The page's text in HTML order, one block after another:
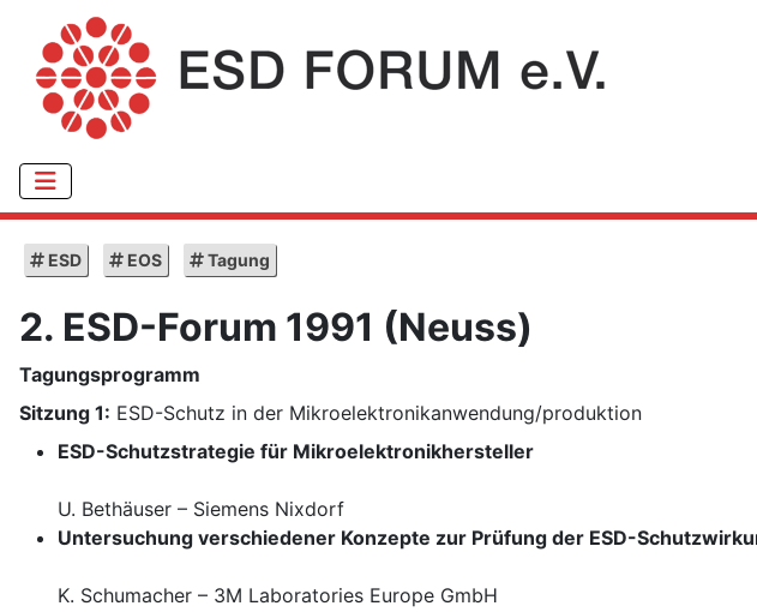
ESD EOS Tagung
2. ESD-Forum 1991 (Neuss)
Tagungsprogramm
Sitzung 1: ESD-Schutz in der Mikroelektronikanwendung/produktion
ESD-Schutzstrategie für Mikroelektronikhersteller
U. Bethäuser – Siemens Nixdorf
Untersuchung verschiedener Konzepte zur Prüfung der ESD-
K. Schumacher – 3M Laboratories Europe GmbH